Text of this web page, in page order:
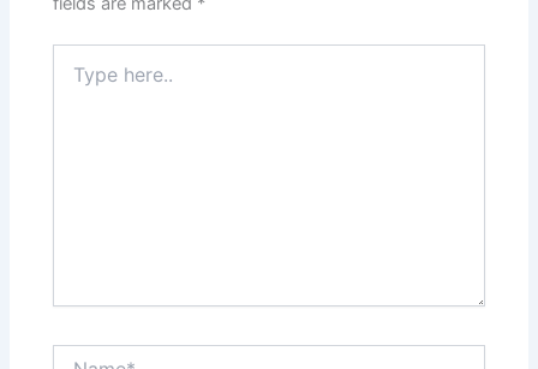
here..